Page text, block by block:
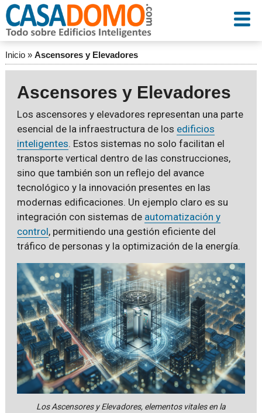
Inicio» Ascensores y Elevadores
Ascensores y Elevadores
Los ascensores y elevadores representan una parte
esencial de la infraestructura de los edificios
inteligentes. Estos sistemas no solo facilitan el
transporte vertical dentro de las construcciones,
sino que también son un reflejo del avance
tecnológico y la innovación presentes en las
modernas edificaciones. Un ejemplo claro es su
integración con sistemas de automatización y
control, permitiendo una gestión eficiente del
tráfico de personas y la optimización de la energía.
Los Ascensores y Elevadores, elementos vitales en la